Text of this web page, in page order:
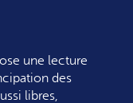
une lecture
des
libres,